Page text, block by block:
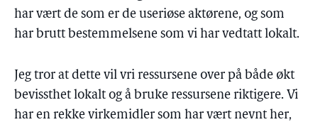
har vært de som er de useriøse aktørene, og som
har brutt bestemmelsene som vi har vedtatt lokalt.
Jeg tror at dette vil vri ressursene over på både økt
bevissthet lokalt og å bruke ressursene riktigere. Vi
har en rekke virkemidler som har vært nevnt her,